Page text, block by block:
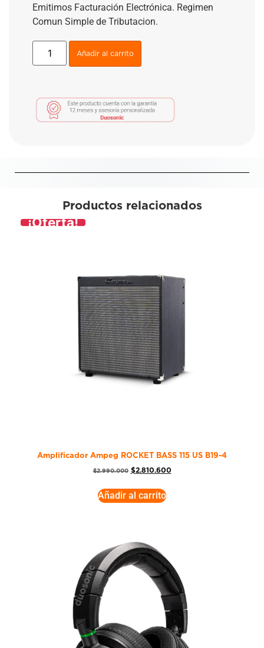
Emitimos Facturación Electrónica. Regimen
Comun Simple de Tributacion.
Añadir al carrito
Productos relacionados
¡Oferta!
Amplificador Ampeg ROCKET BASS 115 US B19-4
$2.990.000 $2.810.600
Añadir al carrito